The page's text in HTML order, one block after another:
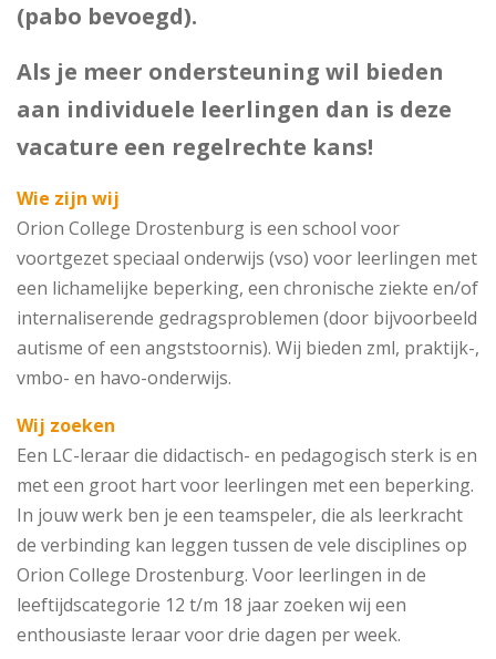
(pabo bevoegd).
Als je meer ondersteuning wil bieden
aan individuele leerlingen dan is deze
vacature een regelrechte kans!
Wie zijn wij
Orion College Drostenburg is een school voor
voortgezet speciaal onderwijs (vso) voor leerlingen met
een lichamelijke beperking, een chronische ziekte en/of
internaliserende gedragsproblemen (door bijvoorbeeld
autisme of een angststoornis). Wij bieden zml, praktijk-,
vmbo- en havo-onderwijs.
Wij zoeken
Een LC-leraar die didactisch- en pedagogisch sterk is en
met een groot hart voor leerlingen met een beperking.
In jouw werk ben je een teamspeler, die als leerkracht
de verbinding kan leggen tussen de vele disciplines op
Orion College Drostenburg. Voor leerlingen in de
leeftijdscategorie 12 t/m 18 jaar zoeken wij een
enthousiaste leraar voor drie dagen per week.